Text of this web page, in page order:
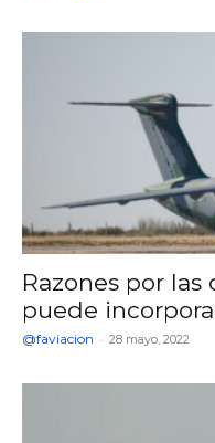
Razones por
puede
@faviacion - 28 mayo, 2022